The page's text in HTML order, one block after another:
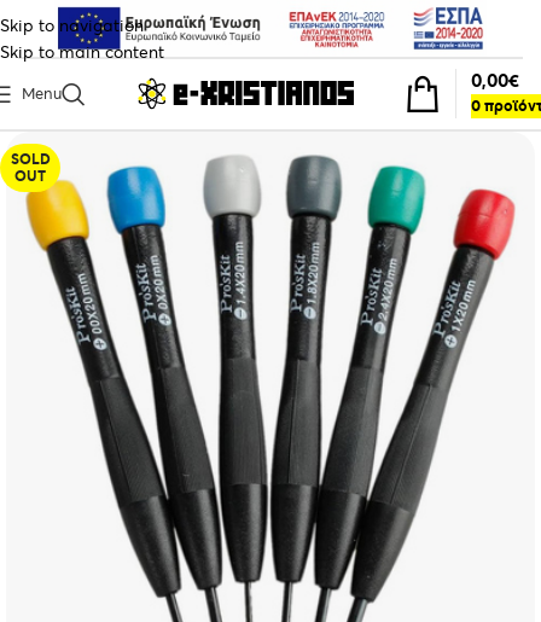
Skip to navigation
Skip to main content
Menu
0
0,00€
SOLD
OUT